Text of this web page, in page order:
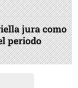
jura como
periodo